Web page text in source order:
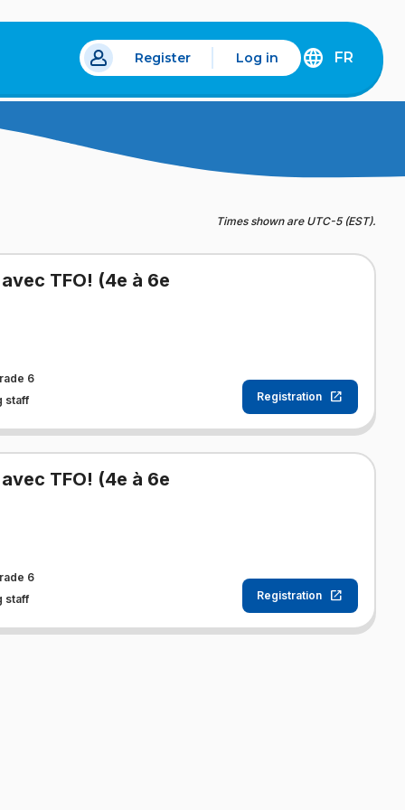
new tab. Register Log in
DÉCOUVREZ
DU
IDÉLLO.
FR
Times shown are UTC-5 (EST).
TFO! (4e à 6e
6
staff
Registration
TFO! (4e à 6e
6
staff
Registration